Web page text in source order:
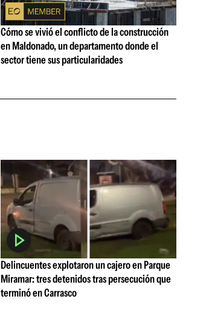
Cómo se vivió el conflicto de la construcción
en Maldonado, un departamento donde el
sector tiene sus particularidades
Delincuentes explotaron un cajero en Parque
Miramar: tres detenidos tras persecución que
terminó en Carrasco